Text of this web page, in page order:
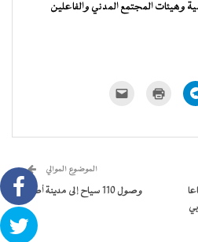
وهيئات المجتمع المدني والفاعلين
انقر
للمشاركة
في
للطباعة
جديدة) الإلكتروني
نافذة
جديدة)
الموضوع الموالي
وصول 110 سياح إلى مدينة أطار